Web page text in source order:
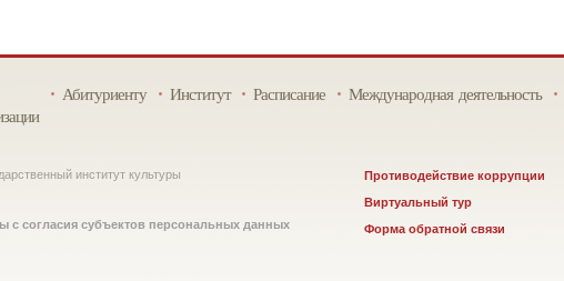
Абитуриенту Институт Расписание Международная деятельность
институт культуры
с согласия субъектов персональных данных
Противодействие коррупции
Виртуальный тур
Форма обратной связи